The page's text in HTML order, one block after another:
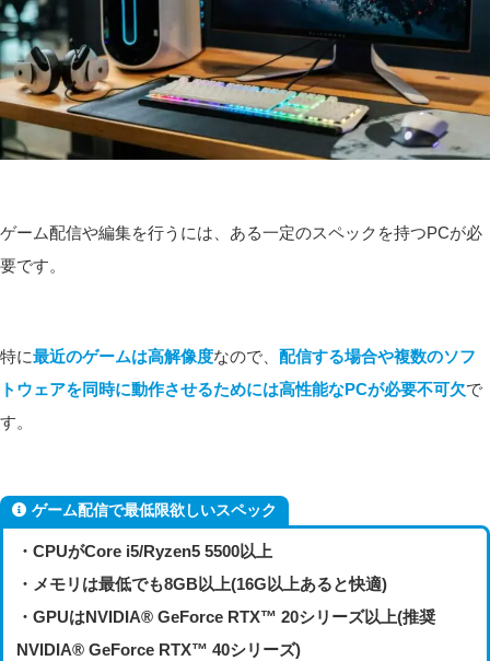
ゲーム配信や編集を行うには、ある一定のスペックを持つPCが必
要です。
特に最近のゲームは高解像度なので、 配信する場合や複数のソフ
トウェアを同時に動作させるためには高性能なPCが必要不可欠で
す。
ゲーム配信で最低限欲しいスペック
・CPUがCore i5/Ryzen5 5500以上
・メモリは最低でも8GB以上(16G以上あると快適)
・GPUはNVIDIA® GeForce RTX™ 20シリーズ以上(推奨
NVIDIA® GeForce RTX™ 40シリーズ)